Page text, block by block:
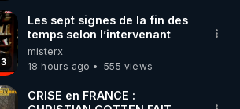
24 :
électromagnétiques - Les
v/scE1Yqqc
:
électromagnétiques - Les
Les sept signes de la fin des
temps selon l’intervenant
misterx
18 hours ago
555 views
CRISE en FRANCE :